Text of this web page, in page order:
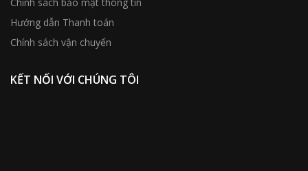
Hướng dẫn Thanh toán
Chính sách vận chuyển
KẾT NỐI VỚI CHÚNG TÔI